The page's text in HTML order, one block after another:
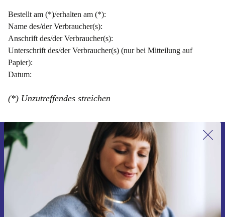
Bestellt am (*)/erhalten am (*):
Name des/der Verbraucher(s):
Anschrift des/der Verbraucher(s):
Unterschrift des/der Verbraucher(s) (nur bei Mitteilung auf
Papier):
Datum:
(*) Unzutreffendes streichen
Erstmals zum Newsletter anmelden,
15 € sparen!
Verpasse kein Angebot mehr.